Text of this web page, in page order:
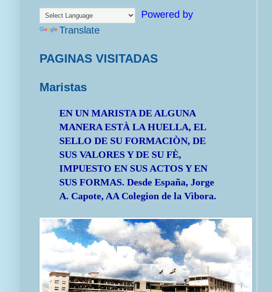
Powered by
Translate
PAGINAS VISITADAS
Maristas
EN UN MARISTA DE ALGUNA
MANERA ESTÀ LA HUELLA, EL
SELLO DE SU FORMACIÒN, DE
SUS VALORES Y DE SU FÈ,
IMPUESTO EN SUS ACTOS Y EN
SUS FORMAS. Desde España, Jorge
A. Capote, AA Colegion de la Vìbora.